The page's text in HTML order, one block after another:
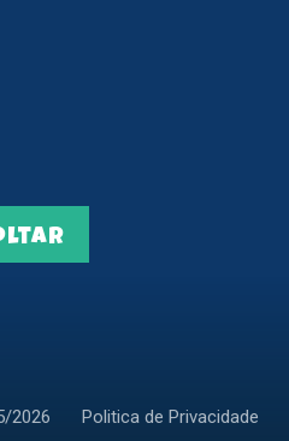
2026
Politica de Privacidade